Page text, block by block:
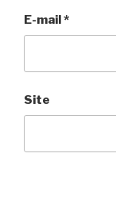
E-mail*
Site